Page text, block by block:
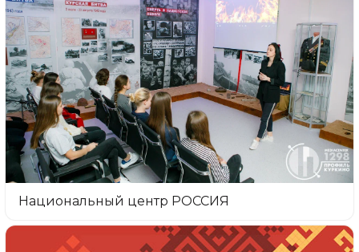
Национальный центр РОССИЯ